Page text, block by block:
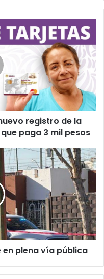
registro de la
paga 3 mil pesos
plena vía pública